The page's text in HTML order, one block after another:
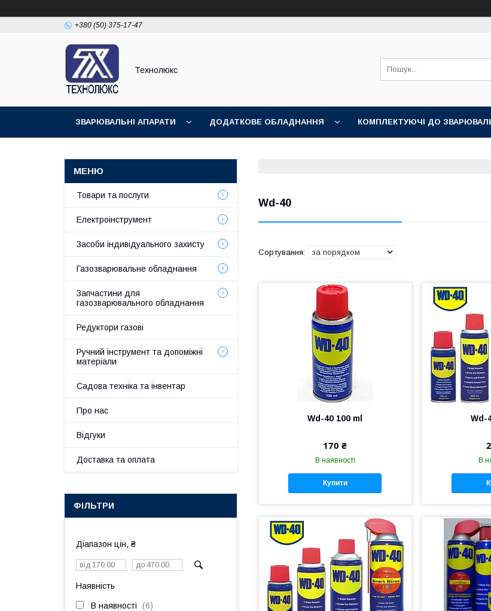
+380 (50) 375-17-47
Технолюкс
ЗВАРЮВАЛЬНІ АПАРАТИ ДОДАТКОВЕ ОБЛАДНАННЯ КОМПЛЕКТУЮЧІ ДО
Wd-40
Wd-40 100 ml
170 ₴
В наявності
Купити
Wd-
В
Товари та послуги
Електроінструмент
Засоби індивідуального захисту
Газозварювальне обладнання
Запчастини для
газозварювального обладнання
Редуктори газові
Ручний інструмент та допоміжні
матеріали
Садова техніка та інвентар
Про нас
Відгуки
Доставка та оплата
ФІЛЬТРИ
Діапазон цін, ₴
Наявність
В наявності 6